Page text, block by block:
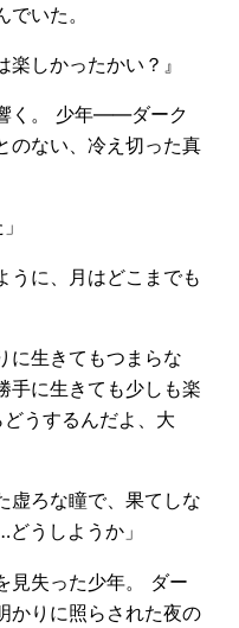
いた。
楽しかったかい？』
く。 少年——ダーク
のない、冷え切った真
うに、月はどこまでも
に生きてもつまらな
手に生きても少しも楽
うするんだよ、大
虚ろな瞳で、果てしな
うしようか」
見失った少年。 ダー
かりに照らされた夜の